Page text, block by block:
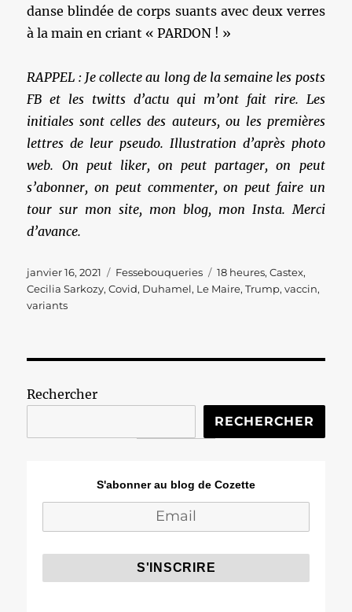
danse blindée de corps suants avec deux verres
à la main en criant « PARDON ! »
RAPPEL : Je collecte au long de la semaine les posts
FB et les twitts d’actu qui m’ont fait rire. Les
initiales sont celles des auteurs, ou les premières
lettres de leur pseudo. Illustration d’après photo
web. On peut liker, on peut partager, on peut
s’abonner, on peut commenter, on peut faire un
tour sur mon site, mon blog, mon Insta. Merci
d’avance.
Publié
le
janvier 16, 2021 Catégories
Fessebouqueries Étiquettes
18 heures,Castex,
Cecilia Sarkozy,Covid, Duhamel, Le Maire,Trump,vaccin,
variants
Rechercher
RECHERCHER
S'abonner au blog de Cozette